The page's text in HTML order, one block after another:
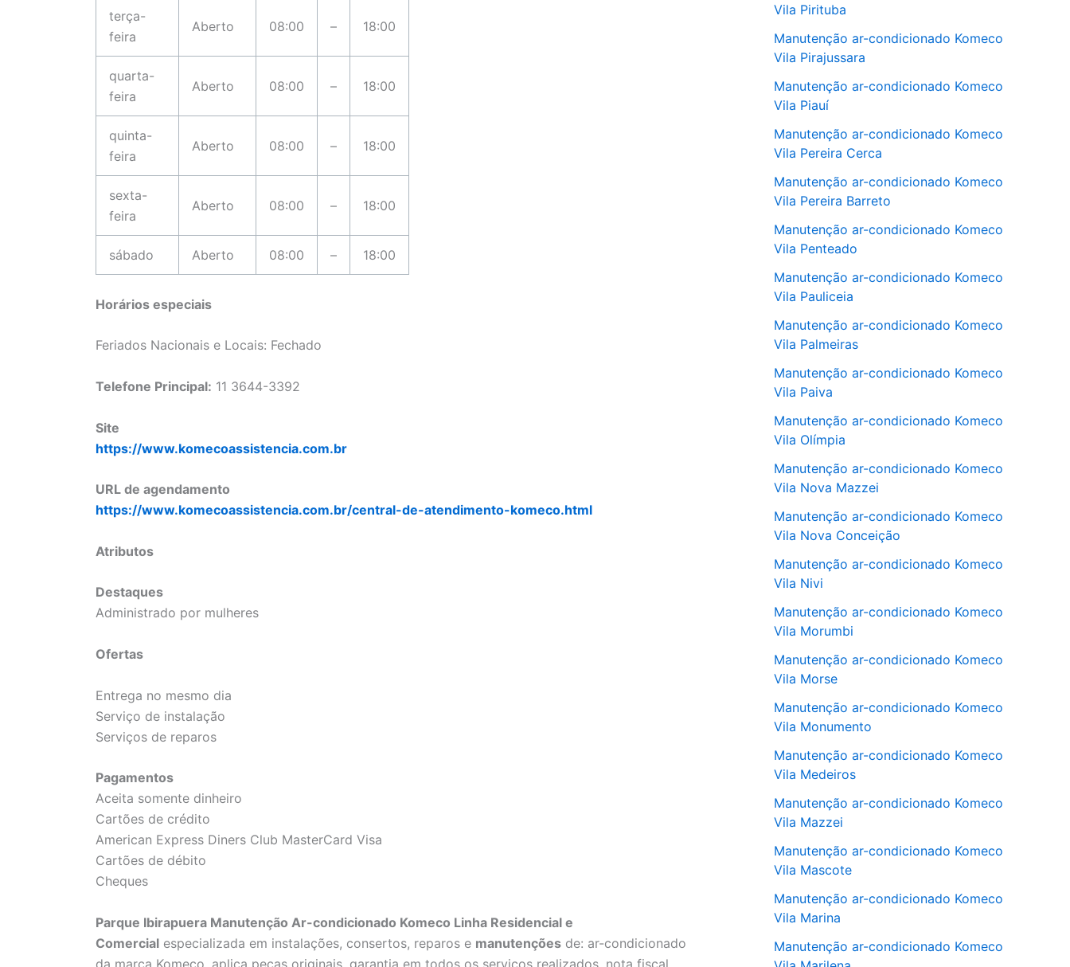
terça-
feira
Aberto 08:00 – 18:00
quarta-
feira
Aberto 08:00 – 18:00
quinta-
feira
Aberto 08:00 – 18:00
sexta-
feira
Aberto 08:00 – 18:00
sábado Aberto 08:00 – 18:00
Horários especiais
Feriados Nacionais e Locais: Fechado
Telefone Principal: 11 3644-3392
Site
https://www.komecoassistencia.com.br
URL de agendamento
https://www.komecoassistencia.com.br/central-de-atendimento-komeco.html
Atributos
Destaques
Administrado por mulheres
Ofertas
Entrega no mesmo dia
Serviço de instalação
Serviços de reparos
Pagamentos
Aceita somente dinheiro
Cartões de crédito
American Express Diners Club MasterCard Visa
Cartões de débito
Cheques
Parque Ibirapuera Manutenção Ar-condicionado Komeco Linha Residencial e
Comercial especializada em instalações, consertos, reparos e manutenções de: ar-condicionado
da marca Komeco, aplica peças originais, garantia em todos os serviços realizados, nota fiscal,
Vila Pirituba
Manutenção ar-condicionado Komeco
Vila Pirajussara
Manutenção ar-condicionado Komeco
Vila Piauí
Manutenção ar-condicionado Komeco
Vila Pereira Cerca
Manutenção ar-condicionado Komeco
Vila Pereira Barreto
Manutenção ar-condicionado Komeco
Vila Penteado
Manutenção ar-condicionado Komeco
Vila Pauliceia
Manutenção ar-condicionado Komeco
Vila Palmeiras
Manutenção ar-condicionado Komeco
Vila Paiva
Manutenção ar-condicionado Komeco
Vila Olímpia
Manutenção ar-condicionado Komeco
Vila Nova Mazzei
Manutenção ar-condicionado Komeco
Vila Nova Conceição
Manutenção ar-condicionado Komeco
Vila Nivi
Manutenção ar-condicionado Komeco
Vila Morumbi
Manutenção ar-condicionado Komeco
Vila Morse
Manutenção ar-condicionado Komeco
Vila Monumento
Manutenção ar-condicionado Komeco
Vila Medeiros
Manutenção ar-condicionado Komeco
Vila Mazzei
Manutenção ar-condicionado Komeco
Vila Mascote
Manutenção ar-condicionado Komeco
Vila Marina
Manutenção ar-condicionado Komeco